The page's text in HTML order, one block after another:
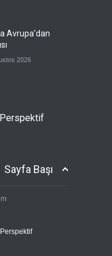
Avrupa'dan
2026
solcu Petro'nun
Espriella'yı
övdü
Perspektif
Sayfa Başı
Perspektif